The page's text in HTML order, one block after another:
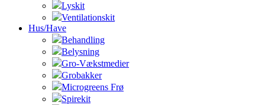
Lyskit
Ventilationskit
Hus/Have
Behandling
Belysning
Gro-Vækstmedier
Grobakker
Microgreens Frø
Spirekit